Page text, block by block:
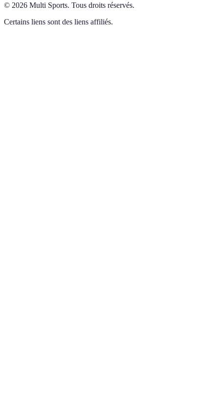
© 2026 Multi Sports. Tous droits réservés.
Certains liens sont des liens affiliés.